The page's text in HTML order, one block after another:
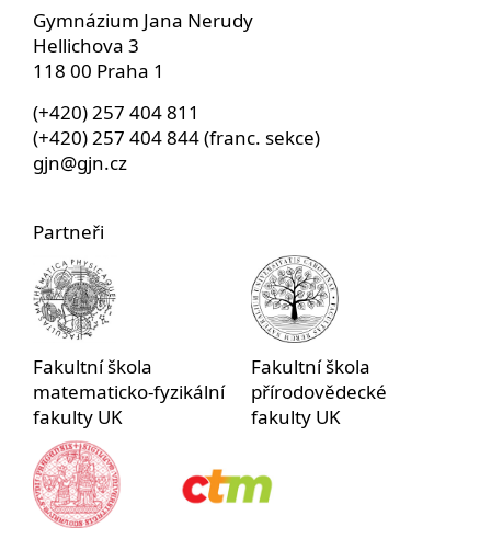
Gymnázium Jana Nerudy
Hellichova 3
118 00 Praha 1
(+420) 257 404 811
(+420) 257 404 844 (franc. sekce)
gjn@gjn.cz
Partneři
Fakultní škola
matematicko-fyzikální
fakulty UK
Fakultní škola
přírodovědecké
fakulty UK